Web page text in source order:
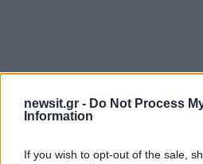
newsit.gr - Do Not Process
Information
If you wish to opt-out of the sale,
Αν τα χάσατε